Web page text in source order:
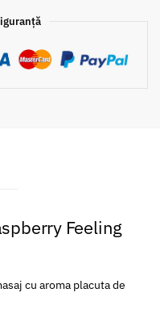
Feeling
cu aroma placuta de